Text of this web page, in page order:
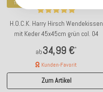
Top bewertet
H.O.C.K. Harry Hirsch Wendekissen
mit Keder 45x45cm grün col. 04
ab34,99 €*
Kunden-Favorit
Zum Artikel